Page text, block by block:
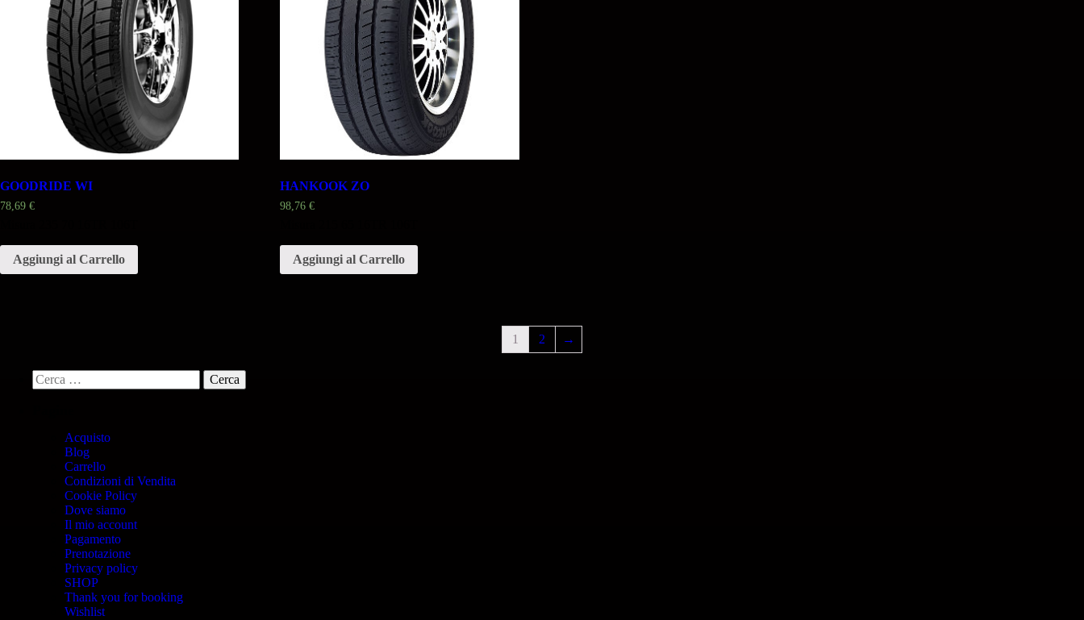
GOODRIDE WI
78,69 €
Aggiungi al Carrello
HANKOOK ZO
98,76€
Aggiungi al Carrello
1 2 →
Acquisto
Blog
Carrello
Condizioni di Vendita
Cookie Policy
Dove siamo
Il mio account
Pagamento
Prenotazione
Privacy policy
SHOP
Thank you for booking
Wishlist